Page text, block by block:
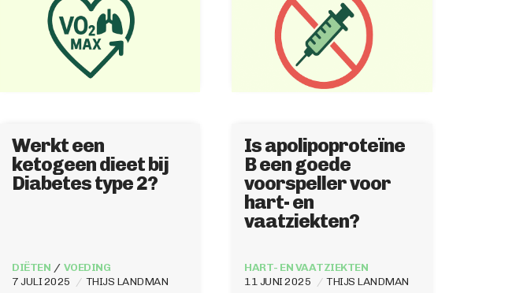
Werkt een
ketogeen dieet bij
Diabetes type 2?
7 JULI 2025 THIJS LANDMAN
DIËTEN VOEDING
Is apolipoproteïne
B een goede
voorspeller voor
hart- en
vaatziekten?
11 JUNI 2025 THIJS LANDMAN
HART- EN VAATZIEKTEN